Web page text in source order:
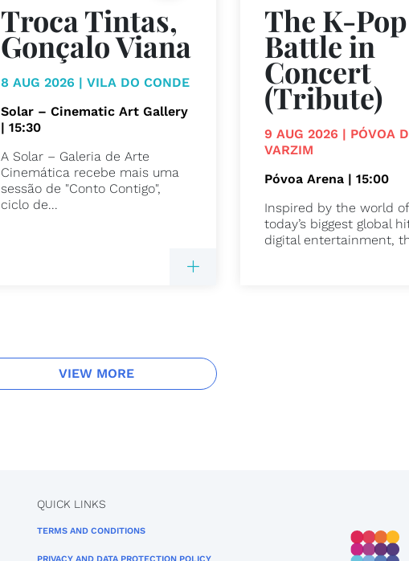
Troca Tintas,
Gonçalo Viana
8 AUG 2026 | VILA DO CONDE
Solar – Cinematic Art Gallery
| 15:30
A Solar – Galeria de Arte
Cinemática recebe mais uma
sessão de "Conto Contigo",
ciclo de...
The K-Pop
Battle in
Concert
(Tribute)
9 AUG 2026 | PÓVOA
VARZIM
Póvoa Arena | 15:00
Inspired by the world
today’s biggest global
digital entertainment,
VIEW MORE
QUICK LINKS
TERMS AND CONDITIONS